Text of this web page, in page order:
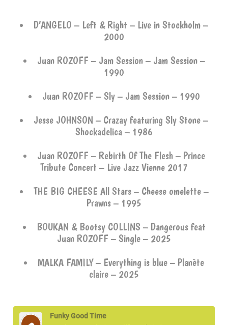
D’ANGELO – Left & Right – Live in Stockholm –
2000
Juan ROZOFF – Jam Session – Jam Session –
1990
Juan ROZOFF – Sly – Jam Session – 1990
Jesse JOHNSON – Crazay featuring Sly Stone –
Shockadelica – 1986
Juan ROZOFF – Rebirth Of The Flesh – Prince
Tribute Concert – Live Jazz Vienne 2017
THE BIG CHEESE All Stars – Cheese omelette –
Prawns – 1995
BOUKAN & Bootsy COLLINS – Dangerous feat
Juan ROZOFF – Single – 2025
MALKA FAMILY – Everything is blue – Planète
claire – 2025
Funky Good Time